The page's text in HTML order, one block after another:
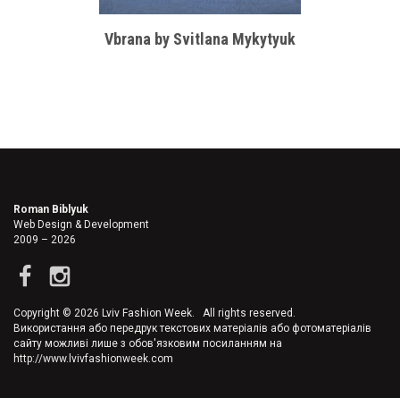
Vbrana by Svitlana Mykytyuk
Roman Biblyuk
Web Design & Development
2009 – 2026
Copyright © 2026 Lviv Fashion Week. All rights reserved.
Використання або передрук текстових матеріалів або фотоматеріалів
сайту можливі лише з обов'язковим посиланням на
http://www.lvivfashionweek.com